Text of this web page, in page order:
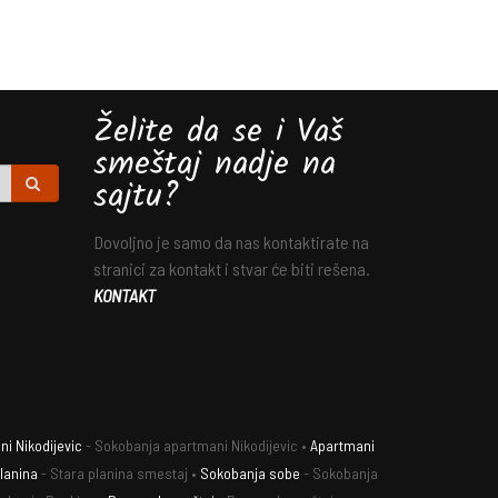
Želite da se i Vaš
smeštaj nadje na
sajtu?
Dovoljno je samo da nas kontaktirate na
stranici za kontakt i stvar će biti rešena.
KONTAKT
Nikodijevic - Sokobanja apartmani Nikodijevic • Apartmani
- Stara planina smestaj • Sokobanja sobe - Sokobanja